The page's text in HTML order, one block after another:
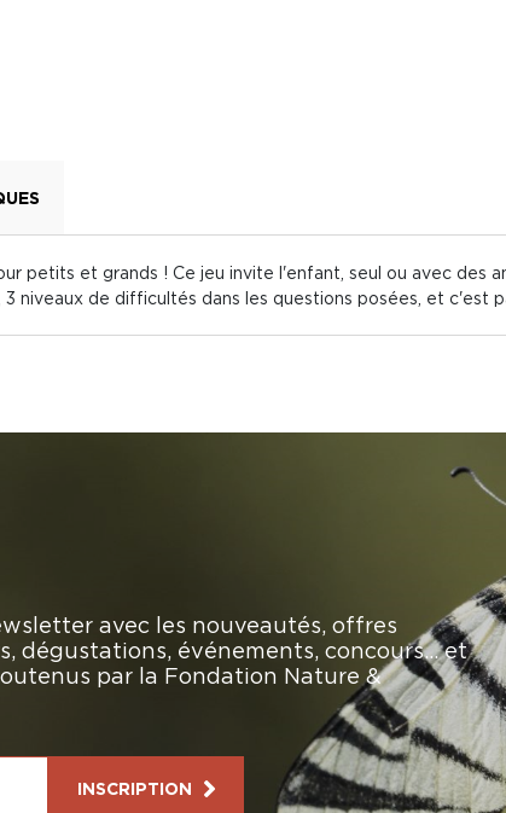
petits et grands ! Ce jeu invite l'enfant, seul ou avec des
3 niveaux de difficultés dans les questions posées, et c'est
avec les nouveautés, offres
dégustations, événements, concours… et
par la Fondation Nature &
INSCRIPTION